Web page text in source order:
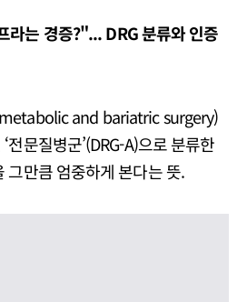
라는 경증?"... DRG 분류와 인증
and bariatric surgery)
전문질병군’(DRG-A)으로 분류한
그만큼 엄중하게 본다는 뜻.